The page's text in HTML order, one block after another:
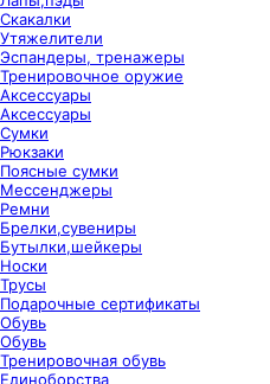
Скакалки
Утяжелители
Эспандеры, тренажеры
Тренировочное оружие
Аксессуары
Аксессуары
Сумки
Рюкзаки
Поясные сумки
Мессенджеры
Ремни
Брелки,сувениры
Бутылки,шейкеры
Носки
Трусы
Подарочные сертификаты
Обувь
Обувь
Тренировочная обувь
Единоборства